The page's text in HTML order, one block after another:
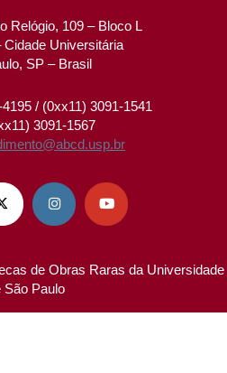
Relógio, 109 – Bloco L
Cidade Universitária
SP – Brasil
/ (0xx11) 3091-1541
3091-1567
 
de Obras Raras da Universidade
São Paulo